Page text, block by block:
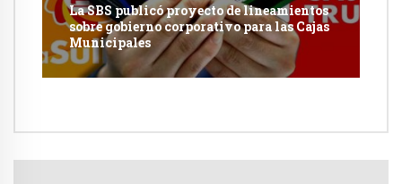
La SBS publicó proyecto de lineamientos
sobre gobierno corporativo para las Cajas
Municipales